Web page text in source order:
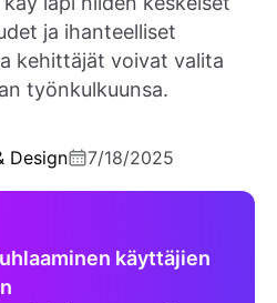
ja ihanteelliset
kehittäjät voivat valita
työnkulkuunsa.
Design 7/18/2025
käyttäjien